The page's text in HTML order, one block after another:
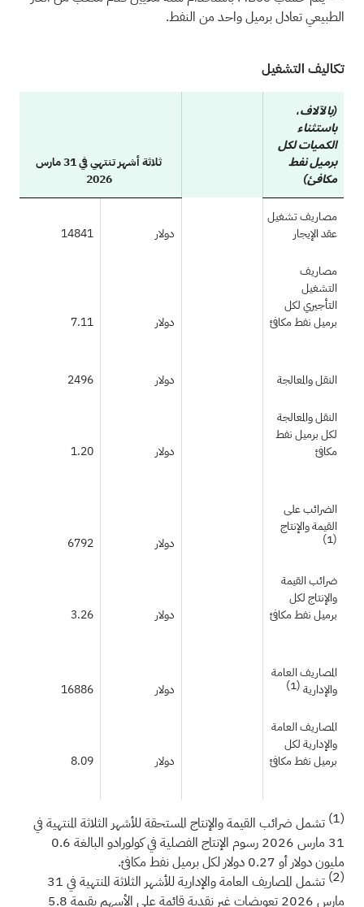
الطبيعي تعادل برميل واحد من النفط.
تكاليف التشغيل
(بالآلاف،
باستثناء
الكميات لكل
برميل نفط
مكافئ)
ثلاثة أشهر تنتهي في 31 مارس
2026
مصاريف تشغيل
عقد الإيجار
دولار 14841
مصاريف
التشغيل
التأجيري لكل
برميل نفط مكافئ
دولار 7.11
النقل والمعالجة دولار 2496
النقل والمعالجة
لكل برميل نفط
مكافئ
دولار 1.20
الضرائب على
القيمة والإنتاج
(1) دولار 6792
ضرائب القيمة
والإنتاج لكل
برميل نفط مكافئ
دولار 3.26
المصاريف العامة
والإدارية(1) دولار 16886
المصاريف العامة
والإدارية لكل
برميل نفط مكافئ
دولار 8.09
(1) تشمل ضرائب القيمة والإنتاج المستحقة للأشهر الثلاثة المنتهية في
31 مارس 2026 رسوم الإنتاج الفصلية في كولورادو البالغة 0.6
مليون دولار أو 0.27 دولار لكل برميل نفط مكافئ.
(2)
تشمل المصاريف العامة والإدارية للأشهر الثلاثة المنتهية في 31
مارس 2026 تعويضات غير نقدية قائمة على الأسهم بقيمة 5.8